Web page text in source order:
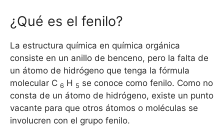
¿Qué es el fenilo?
La estructura química en química orgánica
consiste en un anillo de benceno, pero la falta de
un átomo de hidrógeno que tenga la fórmula
molecular C 6 H 5 se conoce como fenilo. Como no
consta de un átomo de hidrógeno, existe un punto
vacante para que otros átomos o moléculas se
involucren con el grupo fenilo.